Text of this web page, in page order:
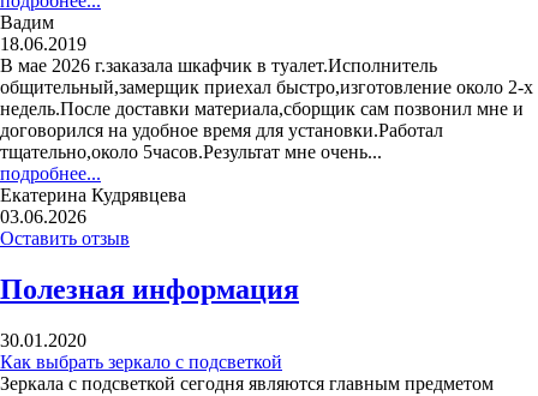
Вадим
18.06.2019
В мае 2026 г.заказала шкафчик в туалет.Исполнитель
общительный,замерщик приехал быстро,изготовление около 2-х
недель.После доставки материала,сборщик сам позвонил мне и
договорился на удобное время для установки.Работал
тщательно,около 5часов.Результат мне очень...
подробнее...
Екатерина Кудрявцева
03.06.2026
Оставить отзыв
Полезная информация
30.01.2020
Как выбрать зеркало с подсветкой
Зеркала с подсветкой сегодня являются главным предметом